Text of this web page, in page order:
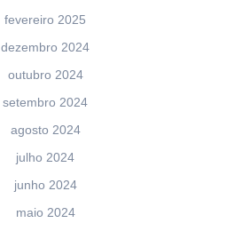
fevereiro 2025
dezembro 2024
outubro 2024
setembro 2024
agosto 2024
julho 2024
junho 2024
maio 2024